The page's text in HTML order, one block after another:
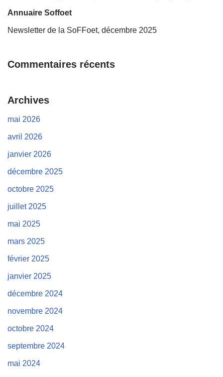
Annuaire Soffoet
Newsletter de la SoFFoet, décembre 2025
Commentaires récents
Archives
mai 2026
avril 2026
janvier 2026
décembre 2025
octobre 2025
juillet 2025
mai 2025
mars 2025
février 2025
janvier 2025
décembre 2024
novembre 2024
octobre 2024
septembre 2024
mai 2024